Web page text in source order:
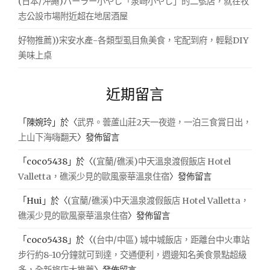
志公設市場附近超在地居酒屋
好物推薦))宋安水產-各類型虱目魚美食，宅配到府，輕鬆DIY
美味上桌
近期留言
「 陳婉玲 」於〈武界。蕓蘆山莊2天一夜遊，一泊三食賞日出，
上山下海嗨翻天〉發佈留言
「 coco5438 」於〈(宜蘭/礁溪)中天溫泉渡假飯店 Hotel
Valletta，礁溪少見的歐風豪華溫泉住宿〉發佈留言
「Hui 」於〈(宜蘭/礁溪)中天溫泉渡假飯店 Hotel Valletta，
礁溪少見的歐風豪華溫泉住宿〉發佈留言
「 coco5438 」於〈(台中/中區) 城中城飯店，距離台中火車站
步行約8-10分鐘就可到達，交通便利，週邊知名美食景點超級